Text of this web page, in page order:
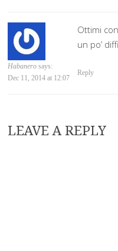
Habanero says:
Dec 11, 2014 at 12:07
Ottimi
un po’
Reply
LEAVE A REPLY